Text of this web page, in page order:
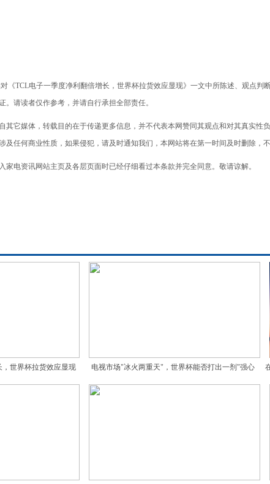
《TCL电子一季度净利翻倍增长，世界杯拉货效应显现》一文中所陈述、观点判
。请读者仅作参考，并请自行承担全部责任。
其它媒体，转载目的在于传递更多信息，并不代表本网赞同其观点和对其真实性
及任何商业性质，如果侵犯，请及时通知我们，本网站将在第一时间及时删除，
家电资讯网站主页及各层页面时已经仔细看过本条款并完全同意。敬请谅解。
世界杯拉货效应显现 电视市场"冰火两重天"，世界杯能否打出一剂"强心
针"？